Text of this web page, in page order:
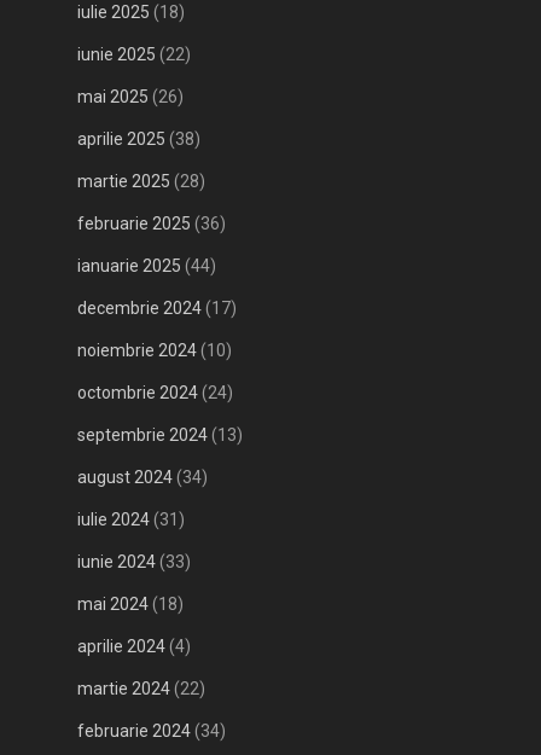
iulie 2025 (18)
iunie 2025 (22)
mai 2025 (26)
aprilie 2025 (38)
martie 2025 (28)
februarie 2025 (36)
ianuarie 2025 (44)
decembrie 2024(17)
noiembrie 2024(10)
octombrie 2024(24)
septembrie 2024(13)
august 2024(34)
iulie 2024(31)
iunie 2024(33)
mai 2024(18)
aprilie 2024(4)
martie 2024(22)
februarie 2024(34)